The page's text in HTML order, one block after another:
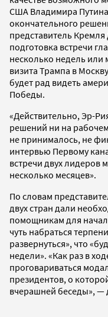
США Владимира
окончательного
представитель
подготовка встречи
несколько недель или
визита Трампа в
будет рад видеть
Победы.
«Действительно, Эр-
решений ни на
не принималось, не
интервью Первому
встречи двух лидеров
несколько месяцев».
По словам
двух стран дали
помощникам для
чуть набраться
развернуться», что
недели». «Как раз в
проговариваться
президентов, о
вчерашней беседы», —